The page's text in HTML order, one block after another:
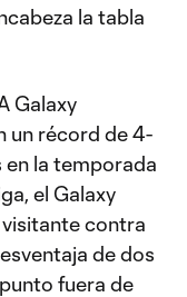
la tabla
Galaxy
un récord de 4-
la temporada
el Galaxy
contra
de dos
fuera de